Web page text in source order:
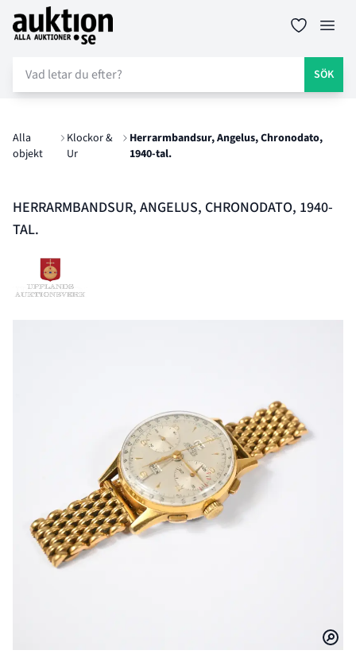
Auktion.se
SÖK
Alla
objekt
Klockor &
Ur
Herrarmbandsur, Angelus, Chronodato,
1940-tal.
HERRARMBANDSUR, ANGELUS, CHRONODATO, 1940-
TAL.